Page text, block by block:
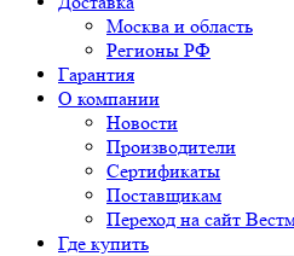
Москва и область
Регионы РФ
Гарантия
О компании
Новости
Производители
Сертификаты
Поставщикам
Переход на сайт
Где купить